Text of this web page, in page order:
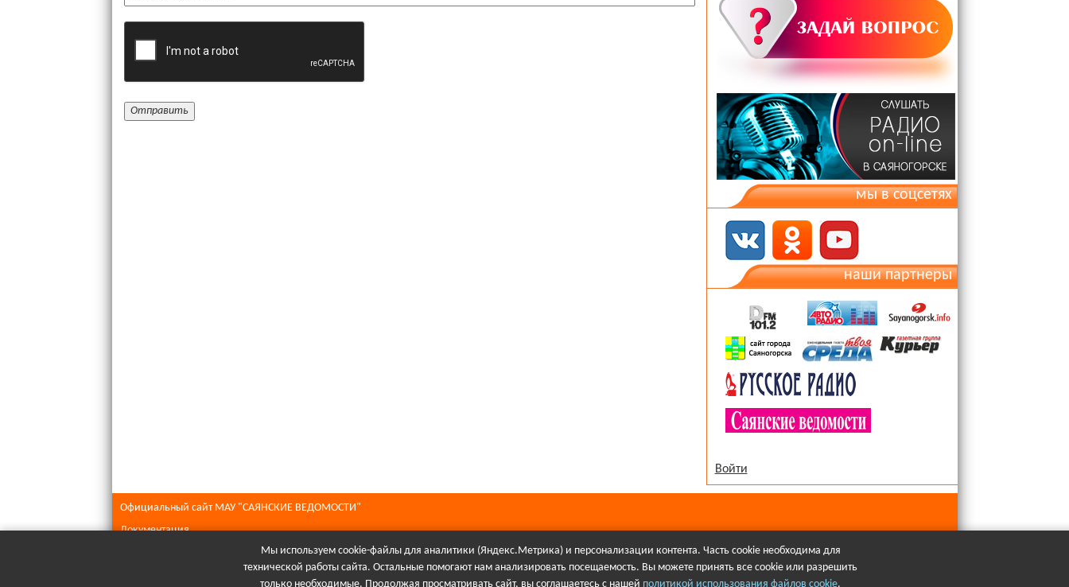
мы в соцсетях
наши партнеры
Войти
Официальный сайт МАУ "САЯНСКИЕ ВЕДОМОСТИ"
Документация
При полном или частичном использовании материалов в Интернете гиперссылка на сайт Первое городского телевидения обязательна.
Мы используем cookie-файлы для аналитики (Яндекс.Метрика) и персонализации контента. Часть cookie необходима для
технической работы сайта. Остальные помогают нам анализировать посещаемость. Вы можете принять все cookie или разрешить
только необходимые. Продолжая просматривать сайт, вы соглашаетесь с нашей политикой использования файлов cookie.